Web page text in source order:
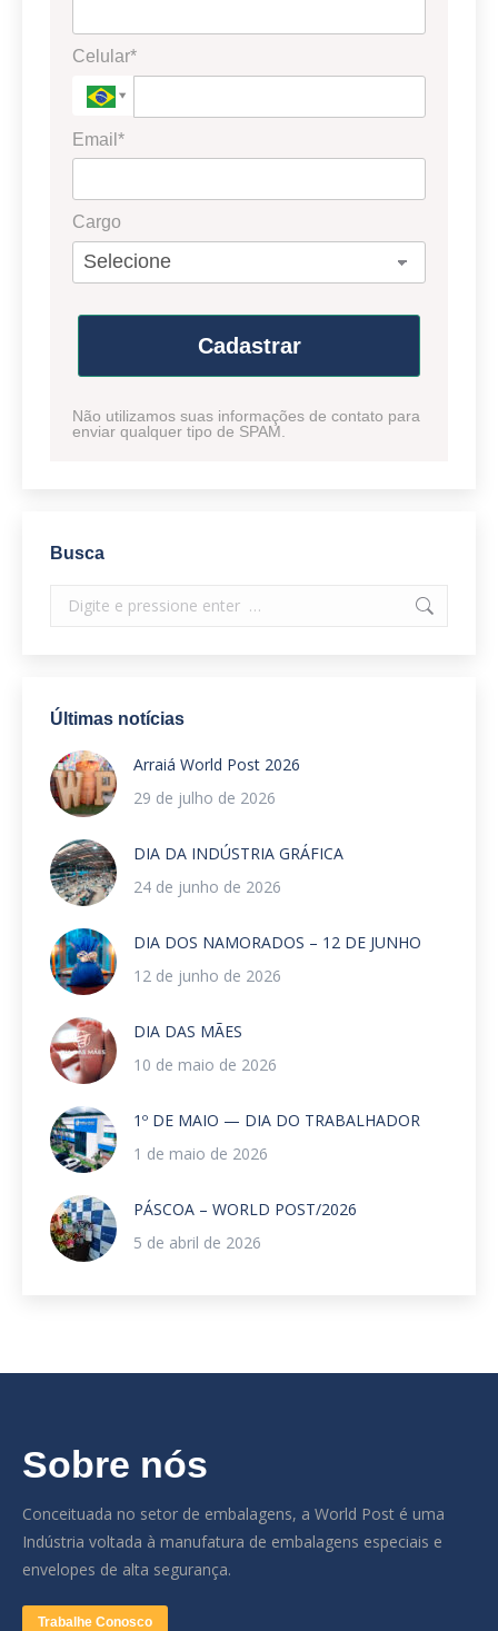
Celular*
Email*
Cargo
Cadastrar
Não utilizamos suas informações de contato para
enviar qualquer tipo de SPAM.
Busca
Search:
Últimas notícias
Arraiá World Post 2026
29 de julho de 2026
DIA DA INDÚSTRIA GRÁFICA
24 de junho de 2026
DIA DOS NAMORADOS – 12 DE JUNHO
12 de junho de 2026
DIA DAS MÃES
10 de maio de 2026
1º DE MAIO — DIA DO TRABALHADOR
1 de maio de 2026
PÁSCOA – WORLD POST/2026
5 de abril de 2026
Sobre nós
Conceituada no setor de embalagens, a World Post é uma
Indústria voltada à manufatura de embalagens especiais e
envelopes de alta segurança.
Trabalhe Conosco